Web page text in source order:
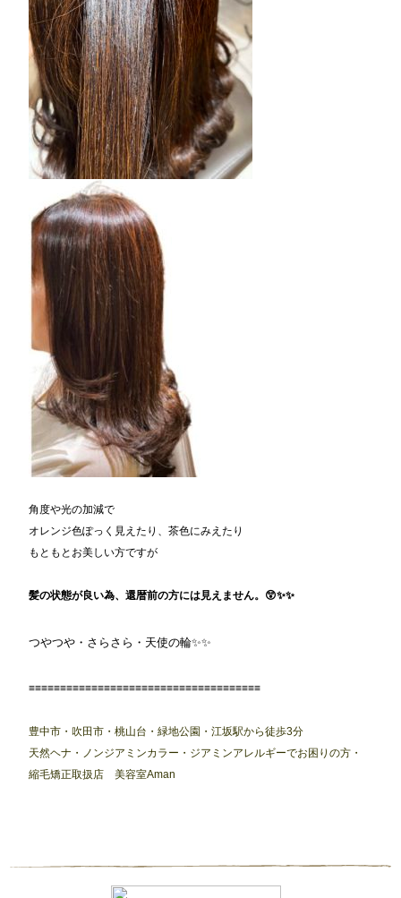
角度や光の加減で
オレンジ色ぽっく見えたり、茶色にみえたり
もともとお美しい方ですが
髪の状態が良い為、還暦前の方には見えません。😲✨✨
つやつや・さらさら・天使の輪✨✨
≡≡≡≡≡≡≡≡≡≡≡≡≡≡≡≡≡≡≡≡≡≡≡≡≡≡≡≡≡≡≡≡≡≡≡≡≡
豊中市・吹田市・桃山台・緑地公園・江坂駅から徒歩3分
天然ヘナ・ノンジアミンカラー・ジアミンアレルギーでお困りの方・
縮毛矯正取扱店 美容室Aman